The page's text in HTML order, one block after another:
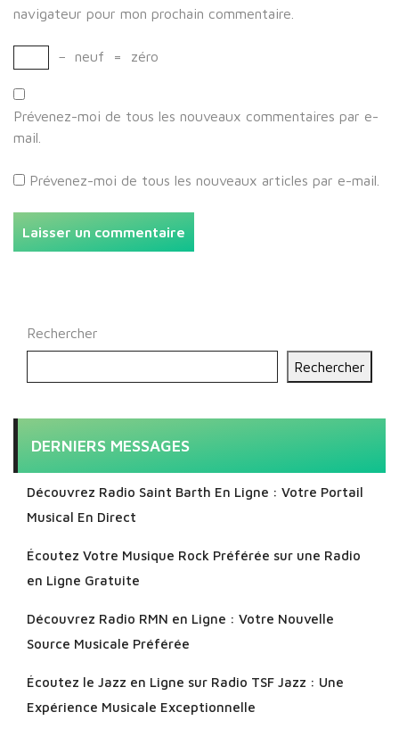
navigateur pour mon prochain commentaire.
− neuf = zéro
Prévenez-moi de tous les nouveaux commentaires par e-
mail.
Prévenez-moi de tous les nouveaux articles par e-mail.
Rechercher
Rechercher
DERNIERS MESSAGES
Découvrez Radio Saint Barth En Ligne : Votre Portail
Musical En Direct
Écoutez Votre Musique Rock Préférée sur une Radio
en Ligne Gratuite
Découvrez Radio RMN en Ligne : Votre Nouvelle
Source Musicale Préférée
Écoutez le Jazz en Ligne sur Radio TSF Jazz : Une
Expérience Musicale Exceptionnelle